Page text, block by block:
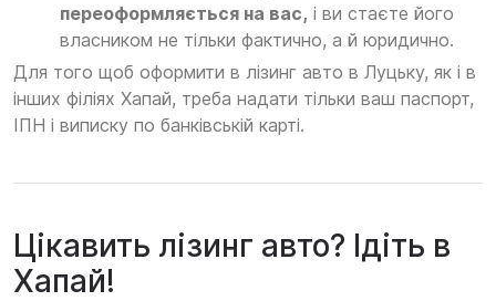
переоформляється на вас, і ви стаєте його
власником не тільки фактично, а й юридично.
Для того щоб оформити в лізинг авто в Луцьку, як і в
інших філіях Хапай, треба надати тільки ваш паспорт,
ІПН і виписку по банківській карті.
Цікавить лізинг авто? Ідіть в
Хапай!